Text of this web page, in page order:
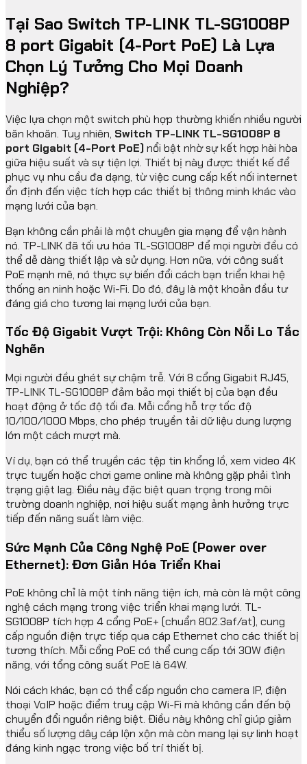
Tại Sao Switch TP-LINK TL-SG1008P
8 port Gigabit (4-Port PoE) Là Lựa
Chọn Lý Tưởng Cho Mọi Doanh
Nghiệp?
Việc lựa chọn một switch phù hợp thường khiến nhiều người
băn khoăn. Tuy nhiên, Switch TP-LINK TL-SG1008P 8
port Gigabit (4-Port PoE)nổi bật nhờ sự kết hợp hài hòa
giữa hiệu suất và sự tiện lợi. Thiết bị này được thiết kế để
phục vụ nhu cầu đa dạng, từ việc cung cấp kết nối internet
ổn định đến việc tích hợp các thiết bị thông minh khác vào
mạng lưới của bạn.
Bạn không cần phải là một chuyên gia mạng để vận hành
nó. TP-LINK đã tối ưu hóa TL-SG1008P để mọi người đều có
thể dễ dàng thiết lập và sử dụng. Hơn nữa, với công suất
PoE mạnh mẽ, nó thực sự biến đổi cách bạn triển khai hệ
thống an ninh hoặc Wi-Fi. Do đó, đây là một khoản đầu tư
đáng giá cho tương lai mạng lưới của bạn.
Tốc Độ Gigabit Vượt Trội: Không Còn Nỗi Lo Tắc
Nghẽn
Mọi người đều ghét sự chậm trễ. Với 8 cổng Gigabit RJ45,
TP-LINK TL-SG1008P đảm bảo mọi thiết bị của bạn đều
hoạt động ở tốc độ tối đa. Mỗi cổng hỗ trợ tốc độ
10/100/1000 Mbps, cho phép truyền tải dữ liệu dung lượng
lớn một cách mượt mà.
Ví dụ, bạn có thể truyền các tệp tin khổng lồ, xem video 4K
trực tuyến hoặc chơi game online mà không gặp phải tình
trạng giật lag. Điều này đặc biệt quan trọng trong môi
trường doanh nghiệp, nơi hiệu suất mạng ảnh hưởng trực
tiếp đến năng suất làm việc.
Sức Mạnh Của Công Nghệ PoE (Power over
Ethernet): Đơn Giản Hóa Triển Khai
PoE không chỉ là một tính năng tiện ích, mà còn là một công
nghệ cách mạng trong việc triển khai mạng lưới. TL-
SG1008P tích hợp 4 cổng PoE+ (chuẩn 802.3af/at), cung
cấp nguồn điện trực tiếp qua cáp Ethernet cho các thiết bị
tương thích. Mỗi cổng PoE có thể cung cấp tới 30W điện
năng, với tổng công suất PoE là 64W.
Nói cách khác, bạn có thể cấp nguồn cho camera IP, điện
thoại VoIP hoặc điểm truy cập Wi-Fi mà không cần đến bộ
chuyển đổi nguồn riêng biệt. Điều này không chỉ giúp giảm
thiểu số lượng dây cáp lộn xộn mà còn mang lại sự linh hoạt
đáng kinh ngạc trong việc bố trí thiết bị.